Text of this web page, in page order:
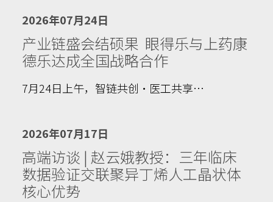
2026年07月24日
产业链盛会结硕果 眼得乐与上药康
德乐达成全国战略合作
7月24日上午，智链共创·医工共享…
2026年07月17日
高端访谈 | 赵云娥教授：三年临床
数据验证交联聚异丁烯人工晶状体
核心优势